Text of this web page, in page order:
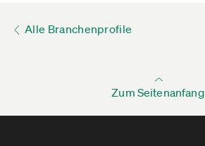
Alle Branchenprofile
Zum Seitenanfang